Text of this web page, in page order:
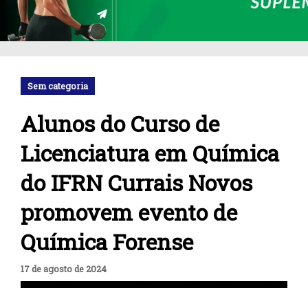
Sem categoria
Alunos do Curso de
Licenciatura em Química
do IFRN Currais Novos
promovem evento de
Química Forense
17 de agosto de 2024